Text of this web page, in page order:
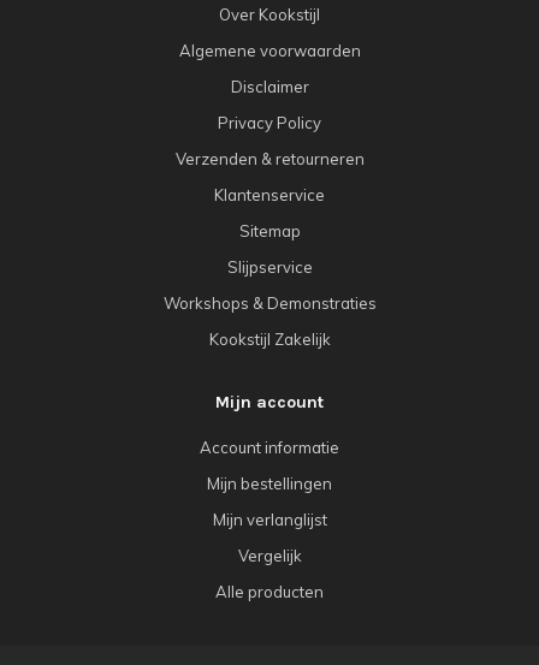
Over Kookstijl
Algemene voorwaarden
Disclaimer
Privacy Policy
Verzenden & retourneren
Klantenservice
Sitemap
Slijpservice
Workshops & Demonstraties
Kookstijl Zakelijk
Mijn account
Account informatie
Mijn bestellingen
Mijn verlanglijst
Vergelijk
Alle producten